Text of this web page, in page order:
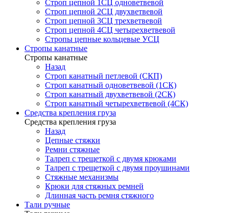
Строп цепной 1СЦ одноветвевой
Строп цепной 2СЦ двухветвевой
Строп цепной 3СЦ трехветвевой
Строп цепной 4СЦ четырехветвевой
Стропы цепные кольцевые УСЦ
Стропы канатные
Стропы канатные
Назад
Строп канатный петлевой (СКП)
Строп канатный одноветвевой (1СК)
Строп канатный двухветвевой (2СК)
Строп канатный четырехветвевой (4СК)
Средства крепления груза
Средства крепления груза
Назад
Цепные стяжки
Ремни стяжные
Талреп с трещеткой с двумя крюками
Талреп с трещеткой с двумя проушинами
Стяжные механизмы
Крюки для стяжных ремней
Длинная часть ремня стяжного
Тали ручные